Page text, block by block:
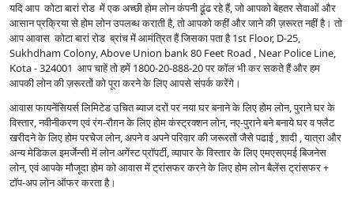
यदि आप कोटा बारां रोड में एक अच्छी होम लोन कंपनी ढूंढ रहे हैं, जो आपको बेहतर सेवाओं और
आसान प्रक्रिया से होम लोन उपलब्ध कराती है, तो आपको कहीं और जाने की ज़रूरत नहीं है। तो
आप आवास कोटा बारां रोड ब्रांच में आमंत्रित हैं जिसका पता है 1st Floor, D-25,
Sukhdham Colony, Above Union bank 80 Feet Road , Near Police Line,
Kota - 324001 आप चाहें तो हमें 1800-20-888-20 पर कॉल भी कर सकते हैं और हम
आपकी लोन की ज़रूरतों को पूरा करने के लिए आपसे संपर्क करेंगे।
आवास फायनेंसियर्स लिमिटेड उचित ब्याज दरों पर नया घर बनाने के लिए होम लोन, पुराने घर के
विस्तार, नवीनीकरण एवं रंग-रौग़न के लिए होम कंस्ट्रक्शन लोन, नए-पुराने बने बनाये घर व फ्लैट
खरीदने के लिए होम परचेज लोन, अपने व अपने परिवार की जरूरतों जैसे पढाई , शादी , यात्रा और
अन्य मेडिकल इमर्जेन्सी में लोन अगेंस्ट प्रॉपर्टी, व्यापार के विस्तार के लिए एमएसएमई बिजनेस
लोन, एवं आपके मौजूदा होम को आवास में ट्रांसफर करने के लिए होम लोन बैलेंस ट्रांसफर +
टॉप-अप लोन ऑफर करता है।